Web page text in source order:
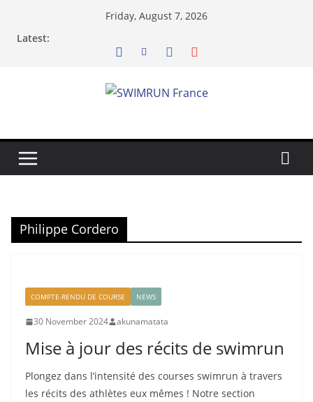
Friday, August 7, 2026
Latest:
Philippe Cordero
COMPTE-RENDU DE COURSE NEWS
30 November 2024 akunamatata
Mise à jour des récits de swimrun
Plongez dans l’intensité des courses swimrun à travers
les récits des athlètes eux mêmes ! Notre section